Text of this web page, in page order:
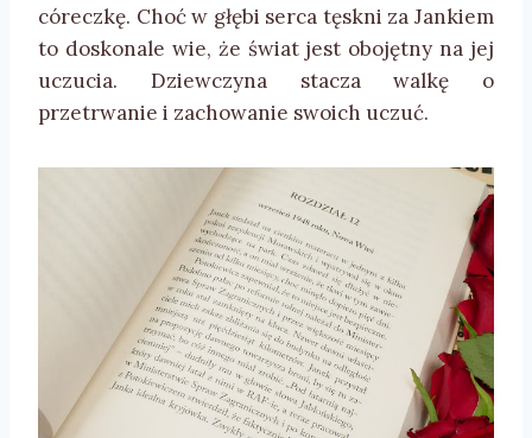
córeczkę. Choć w głębi serca tęskni za Jankiem
to doskonale wie, że świat jest obojętny na jej
uczucia. Dziewczyna stacza walkę o
przetrwanie i zachowanie swoich uczuć.